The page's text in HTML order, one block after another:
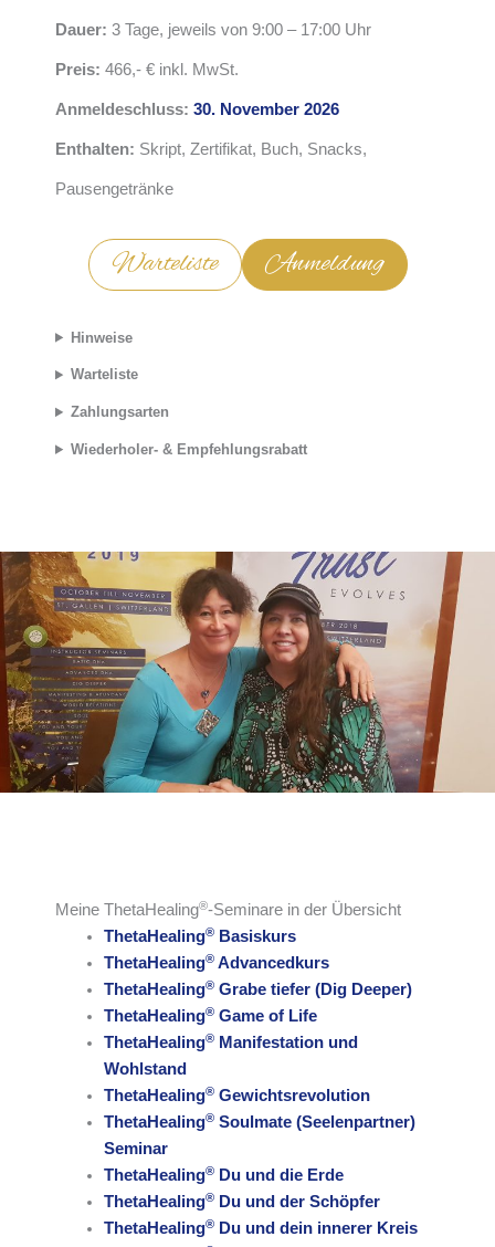
Dauer: 3 Tage, jeweils von 9:00 – 17:00 Uhr
Preis: 466,- € inkl. MwSt.
Anmeldeschluss: 30. November 2026
Enthalten: Skript, Zertifikat, Buch, Snacks,
Pausengetränke
Warteliste Anmeldung
Hinweise
Warteliste
Zahlungsarten
Wiederholer- & Empfehlungsrabatt
Meine ThetaHealing®-Seminare in der Übersicht
ThetaHealing®Basiskurs
ThetaHealing®Advancedkurs
ThetaHealing®Grabe tiefer (Dig Deeper)
ThetaHealing®Game of Life
ThetaHealing®Manifestation und
Wohlstand
ThetaHealing®Gewichtsrevolution
ThetaHealing®Soulmate (Seelenpartner)
Seminar
ThetaHealing®Du und die Erde
ThetaHealing®Du und der Schöpfer
ThetaHealing®Du und dein innerer Kreis